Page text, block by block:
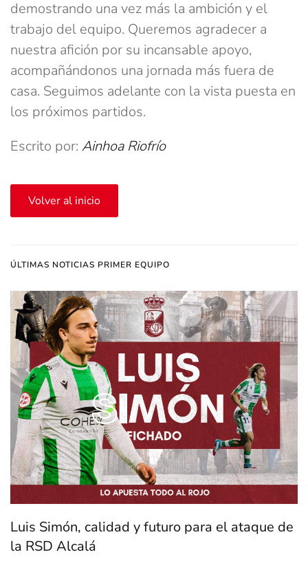
demostrando una vez más la ambición y el
trabajo del equipo. Queremos agradecer a
nuestra afición por su incansable apoyo,
acompañándonos una jornada más fuera de
casa. Seguimos adelante con la vista puesta en
los próximos partidos.
Escrito por: Ainhoa Riofrío
Volver al inicio
ÚLTIMAS NOTICIAS PRIMER EQUIPO
Luis Simón, calidad y futuro para el ataque de
la RSD Alcalá